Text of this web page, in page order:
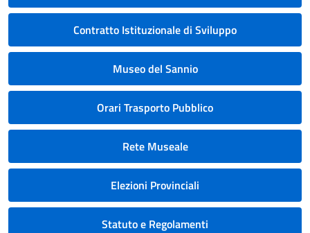
Contratto Istituzionale di Sviluppo
Museo del Sannio
Orari Trasporto Pubblico
Rete Museale
Elezioni Provinciali
Statuto e Regolamenti